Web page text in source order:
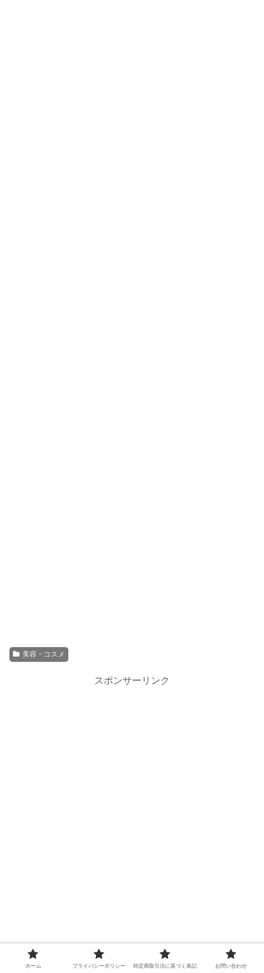
美容・コスメ
スポンサーリンク
ホーム プライバシーポリシー 特定商取引法に基づく表記 お問い合わせ